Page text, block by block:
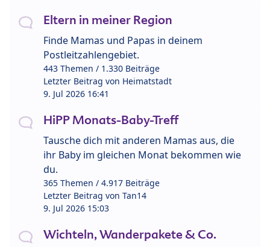
Eltern in meiner Region
Finde Mamas und Papas in deinem
Postleitzahlengebiet.
443 Themen / 1.330 Beiträge
Letzter Beitrag von Heimatstadt
9. Jul 2026 16:41
HiPP Monats-Baby-Treff
Tausche dich mit anderen Mamas aus, die
ihr Baby im gleichen Monat bekommen wie
du.
365 Themen / 4.917 Beiträge
Letzter Beitrag von Tan14
9. Jul 2026 15:03
Wichteln, Wanderpakete & Co.